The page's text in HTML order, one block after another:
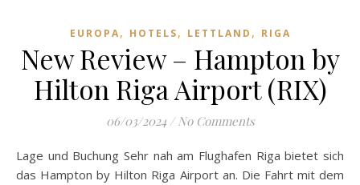
EUROPA, HOTELS, LETTLAND , RIGA
New Review – Hampton by
Hilton Riga Airport (RIX)
06/03/2024 / No Comments
Lage und Buchung Sehr nah am Flughafen Riga bietet sich
das Hampton by Hilton Riga Airport an. Die Fahrt mit dem